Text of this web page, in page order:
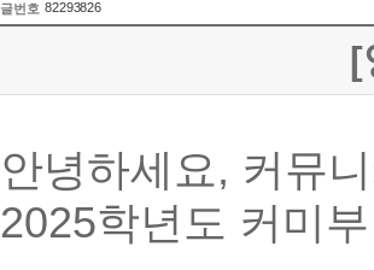
글번호 82293826
[
안녕하세요, 커뮤
2025학년도 커미